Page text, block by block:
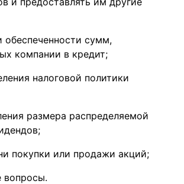
обеспеченности сумм,
компании в кредит;
налоговой политики
размера распределяемой
покупки или продажи акций;
вопросы.